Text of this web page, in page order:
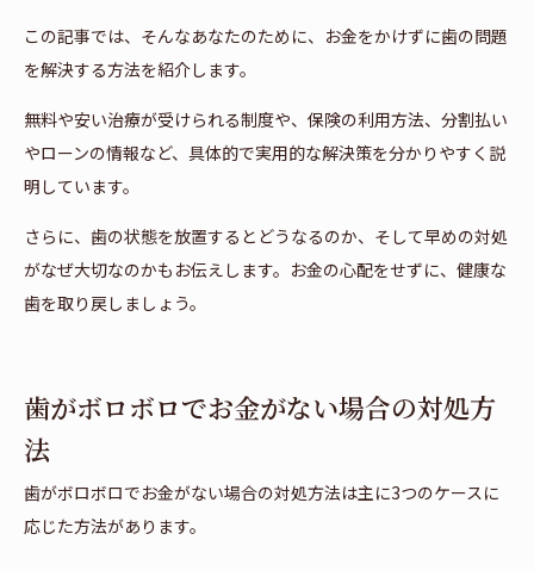
この記事では、そんなあなたのために、お金をかけずに歯の問題
を解決する方法を紹介します。
無料や安い治療が受けられる制度や、保険の利用方法、分割払い
やローンの情報など、具体的で実用的な解決策を分かりやすく説
明しています。
さらに、歯の状態を放置するとどうなるのか、そして早めの対処
がなぜ大切なのかもお伝えします。お金の心配をせずに、健康な
歯を取り戻しましょう。
歯がボロボロでお金がない場合の対処方
法
歯がボロボロでお金がない場合の対処方法は主に3つのケースに
応じた方法があります。